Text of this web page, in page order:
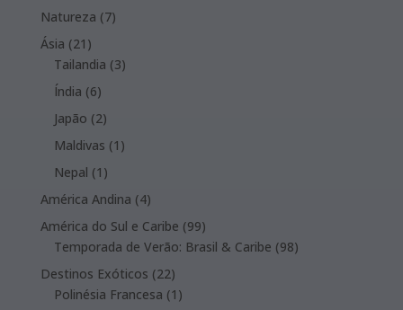
Natureza 77
Ásia 21 21
products
Tailandia 33
Índia 66
products
Japão 22
products
Maldivas 1 1
Nepal 1 1
product
América Andina 44
products
América do Sul e Caribe 9999
products
Temporada de Verão: Brasil & Caribe 9898
Destinos Exóticos 2222
products
Polinésia Francesa 1 1